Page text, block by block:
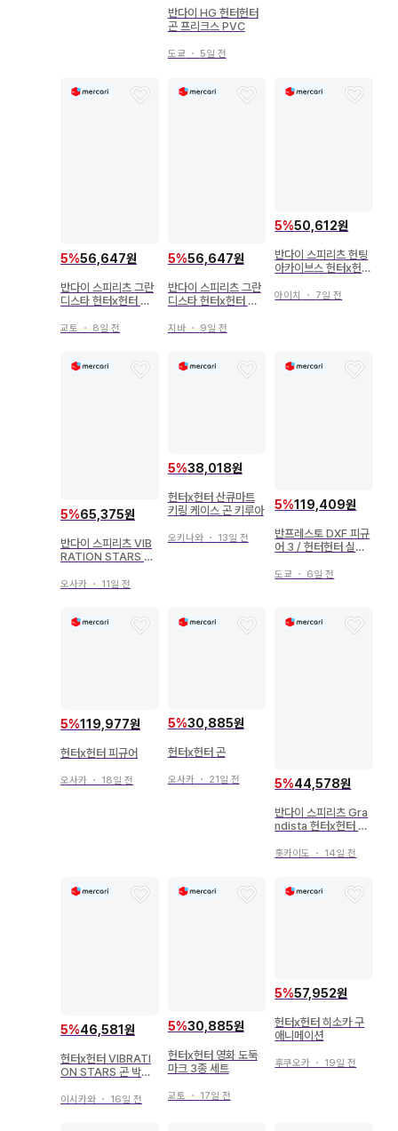
반다이 HG 헌터헌터
곤 프리크스 PVC
도쿄 ・ 5일 전
5%56,647원
반다이 스피리츠 그란
디스타 헌터x헌터 크
교토 ・ 8일 전
5%56,647원
반다이 스피리츠 그란
디스타 헌터x헌터 크
지바・ 9일 전
5%50,612원
반다이 스피리츠 헌팅
아카이브스 헌터x헌터
아이치 ・ 7일 전
5%65,375원
반다이 스피리츠 VIB
RATION STARS 헌
오사카 ・ 11일 전
5%38,018원
헌터x헌터 산큐마트
키링 케이스 곤 키루아
오키나와・ 13일 전
5%119,409원
반프레스토 DXF 피규
어 3 / 헌터헌터 실바=
도쿄 ・ 6일 전
5%119,977원
헌터x헌터 피규어
오사카 ・ 18일 전
5%30,885원
헌터x헌터 곤
오사카・ 21일 전 5%44,578원
반다이 스피리츠 Gra
ndista 헌터x헌터 곤
홋카이도 ・ 14일 전
5%46,581원
헌터x헌터 VIBRATI
ON STARS 곤 박스
이시카와 ・ 16일 전
5%30,885원
헌터x헌터 영화 도둑
마크 3종 세트
교토 ・ 17일 전
5%57,952원
헌터x헌터 히소카 구
애니메이션
후쿠오카 ・ 19일 전